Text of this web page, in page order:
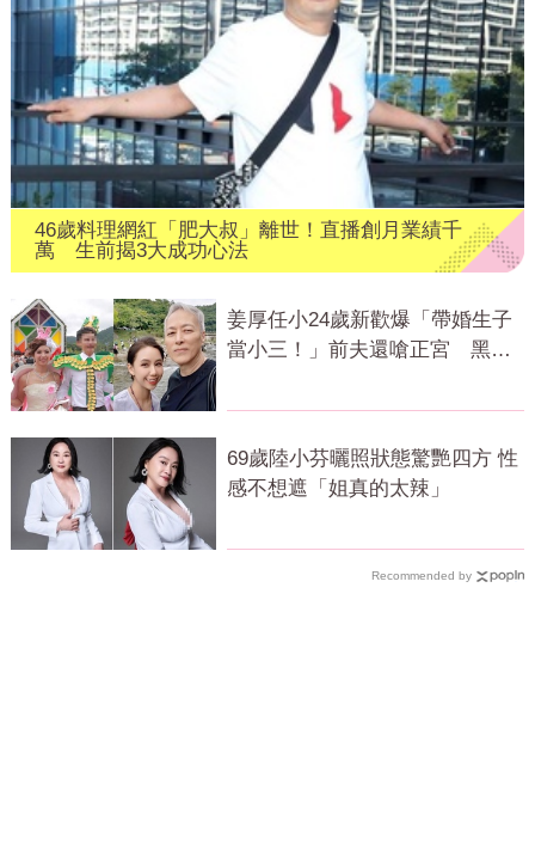
46歲料理網紅「肥大叔」離世！直播創月業績千
萬 生前揭3大成功心法
姜厚任小24歲新歡爆「帶婚生子
當小三！」前夫還嗆正宮 黑歷
69歲陸小芬曬照狀態驚艷四方 性
感不想遮「姐真的太辣」
Recommended by